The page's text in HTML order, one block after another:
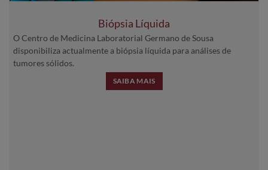
Biópsia Líquida
O Centro de Medicina Laboratorial Germano de Sousa
disponibiliza actualmente a biópsia líquida para análises de
tumores sólidos.
SAIBA MAIS